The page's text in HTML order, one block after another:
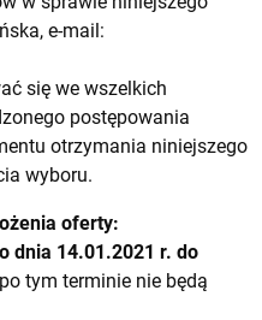
e-mail:
się we wszelkich
postępowania
otrzymania niniejszego
wyboru.
oferty:
dnia 14.01.2021 r. do
tym terminie nie będą